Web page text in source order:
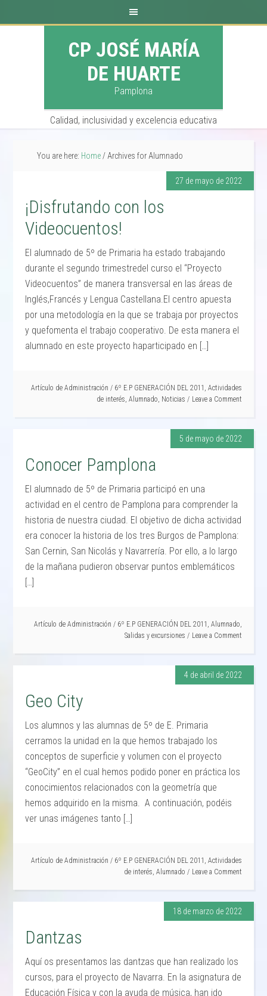
CP JOSÉ MARÍA
DE HUARTE
Pamplona
Calidad, inclusividad y excelencia educativa
You are here: Home / Archives for Alumnado
27 de mayo de 2022
¡Disfrutando con los
Videocuentos!
El alumnado de 5º de Primaria ha estado trabajando
durante el segundo trimestredel curso el “Proyecto
Videocuentos” de manera transversal en las áreas de
Inglés,Francés y Lengua Castellana.El centro apuesta
por una metodología en la que se trabaja por proyectos
y quefomenta el trabajo cooperativo. De esta manera el
alumnado en este proyecto haparticipado en […]
Artículo de Administración / 6º E.P GENERACIÓN DEL 2011 , Actividades
de interés, Alumnado, Noticias Leave a Comment
5 de mayo de 2022
Conocer Pamplona
El alumnado de 5º de Primaria participó en una
actividad en el centro de Pamplona para comprender la
historia de nuestra ciudad. El objetivo de dicha actividad
era conocer la historia de los tres Burgos de Pamplona:
San Cernin, San Nicolás y Navarrería. Por ello, a lo largo
de la mañana pudieron observar puntos emblemáticos
[…]
Artículo de Administración / 6º E.P GENERACIÓN DEL 2011 , Alumnado,
Salidas y excursiones
Leave a Comment
4 de abril de 2022
Geo City
Los alumnos y las alumnas de 5º de E. Primaria
cerramos la unidad en la que hemos trabajado los
conceptos de superficie y volumen con el proyecto
“GeoCity” en el cual hemos podido poner en práctica los
conocimientos relacionados con la geometría que
hemos adquirido en la misma. A continuación, podéis
ver unas imágenes tanto […]
Artículo de Administración / 6º E.P GENERACIÓN DEL 2011 , Actividades
de interés, Alumnado Leave a Comment
18 de marzo de 2022
Dantzas
Aquí os presentamos las dantzas que han realizado los
cursos, para el proyecto de Navarra. En la asignatura de
Educación Física y con la ayuda de música, han ido